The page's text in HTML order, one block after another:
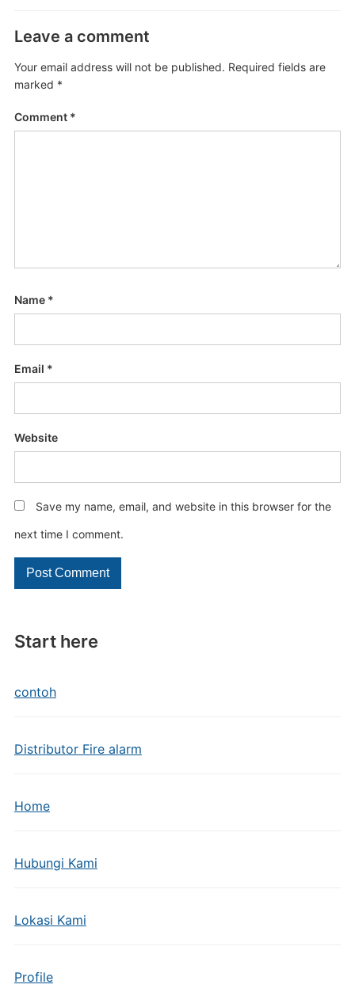
Start here
contoh
Distributor Fire alarm
Home
Hubungi Kami
Lokasi Kami
Profile
Leave a comment
Your email address will not be published. Required fields are
marked *
Comment *
Name *
Email *
Website
Save my name, email, and website in this browser for the
next time I comment.